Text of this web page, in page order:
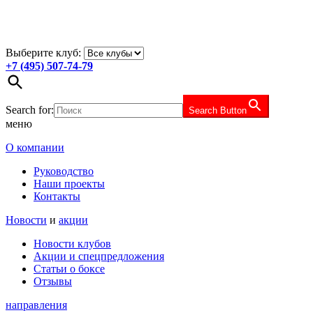
Выберите клуб:
+7 (495) 507-74-79
Search for: Search Button
меню
О компании
Руководство
Наши проекты
Контакты
Новости и акции
Новости клубов
Акции и спецпредложения
Статьи о боксе
Отзывы
направления